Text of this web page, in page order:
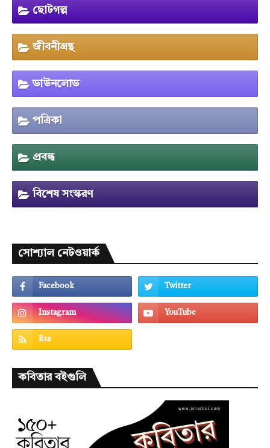
ছোটগল্প
জীবনীগ্রন্থ
ডাউনলোড
পত্রিকা
প্রবন্ধ
বিশেষ সংস্করণ
সোশ্যাল নেটওয়ার্ক
কবিতার বইগুলি